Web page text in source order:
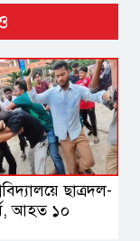
ছাত্রদল-
আহত ১০